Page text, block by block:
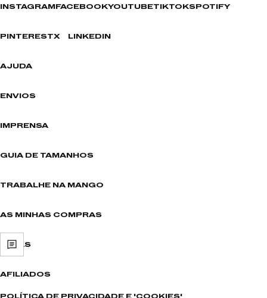
INSTAGRAM FACEBOOKYOUTUBETIKTOKSPOTIFY
PINTERESTX LINKEDIN
AJUDA
ENVIOS
IMPRENSA
GUIA DE TAMANHOS
TRABALHE NA MANGO
AS MINHAS COMPRAS
LOJAS
AFILIADOS